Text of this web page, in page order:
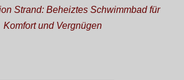
Strand: Beheiztes Schwimmbad für
Komfort und Vergnügen